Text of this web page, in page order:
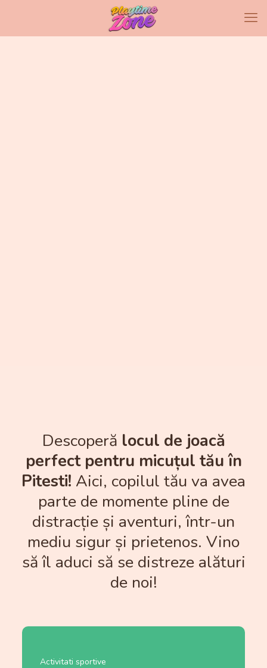
Descoperă locul de joacă
perfect pentru micuțul tău în
Pitesti! Aici, copilul tău va avea
parte de momente pline de
distracție și aventuri, într-un
mediu sigur și prietenos. Vino
să îl aduci să se distreze alături
de noi!
Activitati sportive